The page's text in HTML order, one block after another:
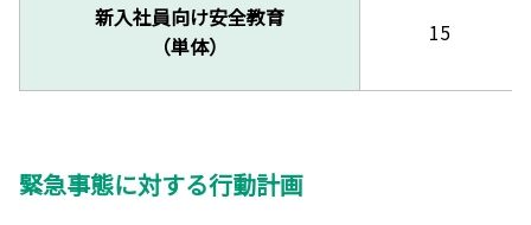
新入社員向け安全教育
（単体）
15
緊急事態に対する行動計画